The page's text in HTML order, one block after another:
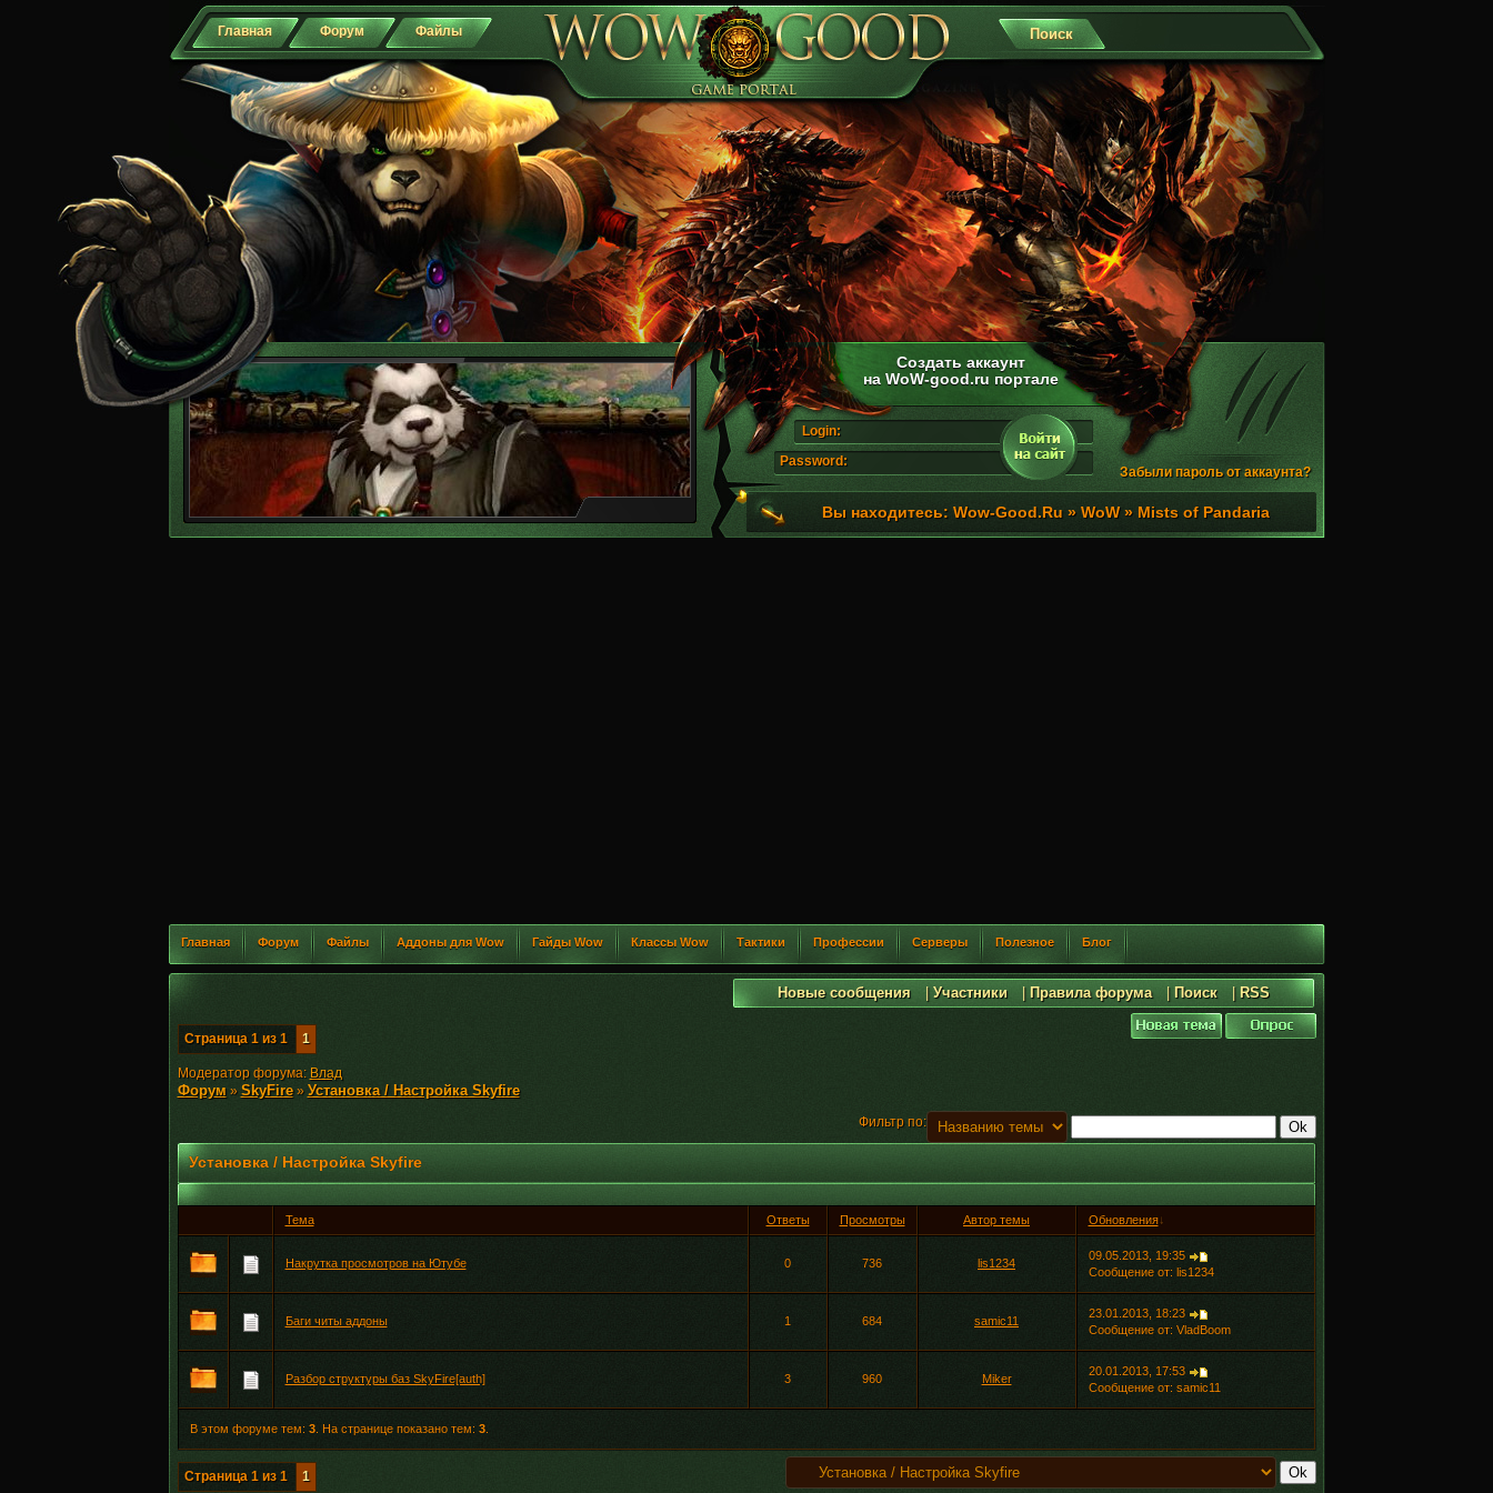
Главная Форум Файлы
Создать аккаунт
на WoW-good.ru портале
Login:
Password:
Забыли пароль от аккаунта?
Вы находитесь: Wow-Good.Ru » WoW » Mists of Pandaria
Главная Форум Файлы Аддоны для Wow Гайды Wow Классы Wow Тактики Профессии Серверы Полезное Блог
Новые сообщения| Участники| Правила форума| Поиск| RSS
Страница 1из 1 1
Модератор форума: Влад
Форум» SkyFire» Установка / Настройка Skyfire
Фильтр по:
Установка / Настройка Skyfire
Тема Ответы Просмотры Автор темы Обновления↓
Накрутка просмотров на Ютубе 0 736 lis1234
09.05.2013, 19:35
Сообщение от: lis1234
Баги читы аддоны 1 684 samic11
23.01.2013, 18:23
Сообщение от: VladBoom
Разбор структуры баз SkyFire[auth] 3 960 Miker
20.01.2013, 17:53
Сообщение от: samic11
В этом форуме тем: 3. На странице показано тем: 3.
Страница 1из 1 1